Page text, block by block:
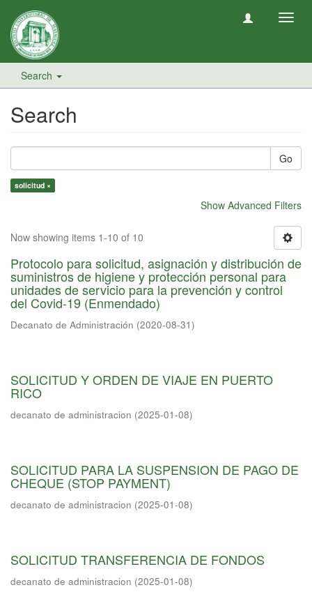
Search
Search
Go
solicitud ×
Show Advanced Filters
Now showing items 1-10 of 10
Protocolo para solicitud, asignación y distribución de
suministros de higiene y protección personal para
unidades de servicio para la prevención y control
del Covid-19 (Enmendado)
Decanato de Administración (2020-08-31)
SOLICITUD Y ORDEN DE VIAJE EN PUERTO
RICO
decanato de administracion (2025-01-08)
SOLICITUD PARA LA SUSPENSION DE PAGO DE
CHEQUE (STOP PAYMENT)
decanato de administracion (2025-01-08)
SOLICITUD TRANSFERENCIA DE FONDOS
decanato de administracion (2025-01-08)